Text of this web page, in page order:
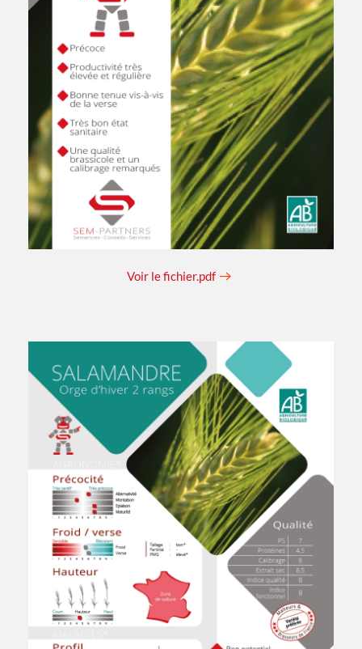
Voir le fichier.pdf